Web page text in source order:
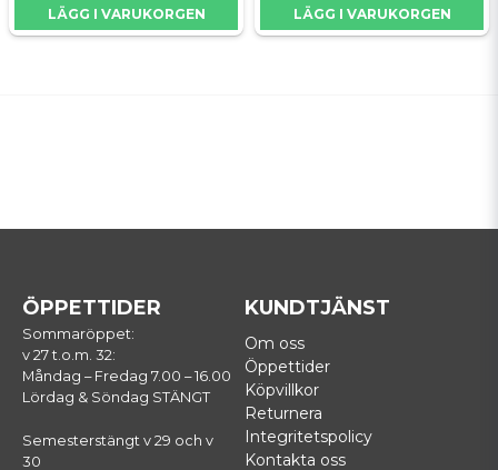
LÄGG I VARUKORGEN LÄGG I VARUKORGEN
ÖPPETTIDER
Sommaröppet:
v 27 t.o.m. 32:
Måndag – Fredag 7.00 – 16.00
Lördag & Söndag STÄNGT
Semesterstängt v 29 och v
30
KUNDTJÄNST
Om oss
Öppettider
Köpvillkor
Returnera
Integritetspolicy
Kontakta oss